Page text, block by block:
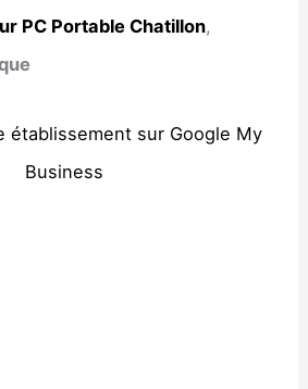
PC Portable Chatillon,
établissement sur Google My
Business